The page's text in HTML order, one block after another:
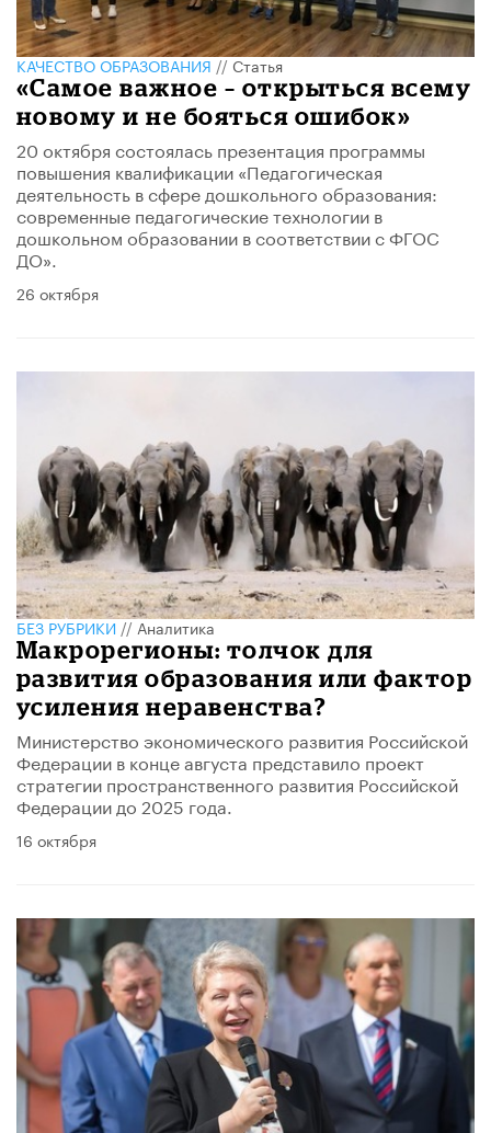
КАЧЕСТВО ОБРАЗОВАНИЯ//Статья
«Самое важное – открыться всему
новому и не бояться ошибок»
20 октября состоялась презентация программы
повышения квалификации «Педагогическая
деятельность в сфере дошкольного образования:
современные педагогические технологии в
дошкольном образовании в соответствии с ФГОС
ДО».
26 октября
БЕЗ РУБРИКИ//Аналитика
Макрорегионы: толчок для
развития образования или фактор
усиления неравенства?
Министерство экономического развития Российской
Федерации в конце августа представило проект
стратегии пространственного развития Российской
Федерации до 2025 года.
16 октября